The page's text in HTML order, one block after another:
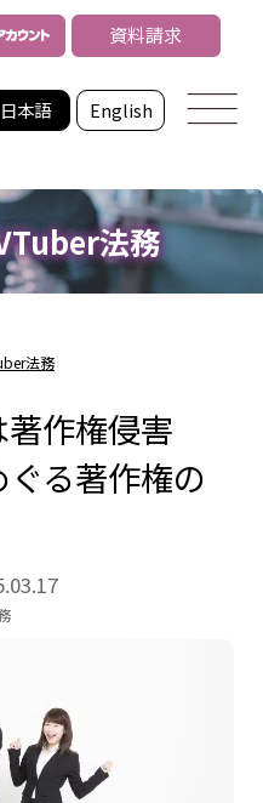
日本語 English
資料請求
法務
法務
著作権侵害
る著作権の